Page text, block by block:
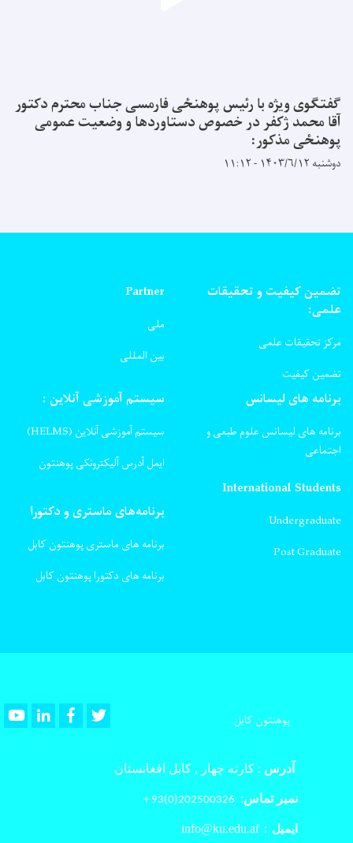
گفتگوی ویژه با رئیس پوهنځی فارمسی جناب محترم دکتور
آقا محمد ژکفر در خصوص دستاوردها و وضعیت عمومی
پوهنځی مذکور:
دوشنبه ۱۴۰۳/۶/۱۲ - ۱۱:۱۲
تضمین کیفیت و تحقیقات
علمی:
مرکز تحقیقات علمی
تضمین کیفیت
Partner
ملی
بین المللی
برنامه های لیسانس
برنامه های لیسانس علوم طبعی و
اجتماعی
سیستم آموزشی آنلاین :
سیستم آموزشی آنلاین (HELMS)
ایمل آدرس آلیکترونکی پوهنتون
International Students
Undergraduate
Post Graduate
برنامه‌های ماستری و دکتورا
برنامه های ماستری پوهنتون کابل
برنامه های دکتورا پوهنتون کابل
پوهنتون کابل YoutubeLinkedInFacebook
آدرس : کارته چهار , کابل افغانستان
نمبر تماس:
ایمیل : info@ku.edu.af